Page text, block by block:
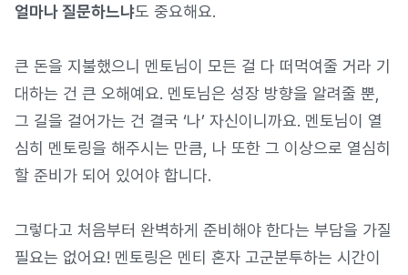
얼마나 질문하느냐도 중요해요.
큰 돈을 지불했으니 멘토님이 모든 걸 다 떠먹여줄 거라 기
대하는 건 큰 오해예요. 멘토님은 성장 방향을 알려줄 뿐,
그 길을 걸어가는 건 결국 ‘나’ 자신이니까요. 멘토님이 열
심히 멘토링을 해주시는 만큼, 나 또한 그 이상으로 열심히
할 준비가 되어 있어야 합니다.
그렇다고 처음부터 완벽하게 준비해야 한다는 부담을 가질
필요는 없어요! 멘토링은 멘티 혼자 고군분투하는 시간이